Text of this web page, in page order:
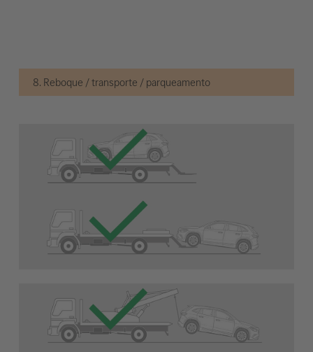
8. Reboque / transporte / parqueamento